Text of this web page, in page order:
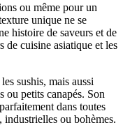
ou même pour un
unique ne se
histoire de saveurs et de
de cuisine asiatique et les
sushis, mais aussi
ou petits canapés. Son
dans toutes
industrielles ou bohèmes.